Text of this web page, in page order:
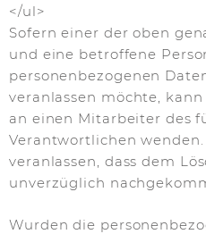
</ul>
Sofern einer der oben
und eine betroffene
personenbezogenen
veranlassen möchte,
an einen Mitarbeiter des
Verantwortlichen
veranlassen, dass dem
unverzüglich
Wurden die